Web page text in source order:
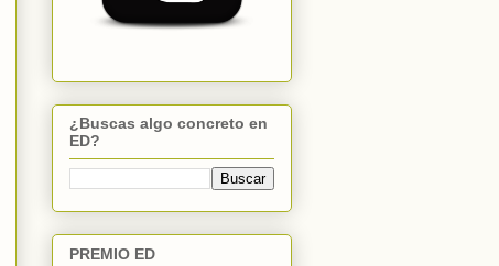
¿Buscas algo concreto en
ED?
PREMIO ED